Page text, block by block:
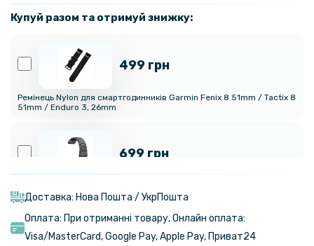
Купуй разом та отримуй знижку:
499 грн
Ремінець Nylon для смартгодинників Garmin Fenix 8 51mm / Tactix 8
51mm / Enduro 3, 26mm
699 грн
8 51mm / Enduro 3, 26мм
424 грн
Доставка: Нова Пошта / УкрПошта
Оплата: При отриманні товару, Онлайн оплата:
Visa/MasterСard, Google Pay, Apple Pay, Приват24